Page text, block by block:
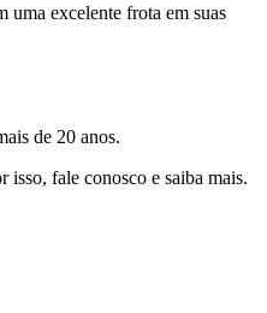
uma excelente frota em suas
de 20 anos.
isso, fale conosco e saiba mais.